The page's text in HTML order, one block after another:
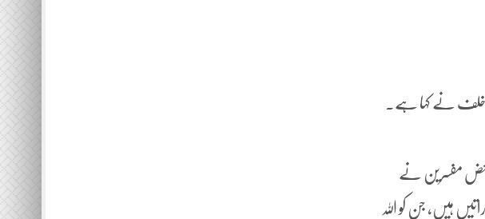
و خلف نے کہا ہے۔
بعض مفسرین نے
ہیں، جن کو اللہ